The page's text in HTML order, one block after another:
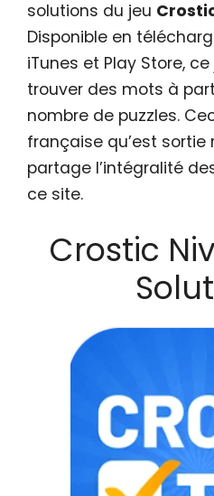
solutions du jeu
Disponible en
iTunes et Play Store,
trouver des mots à
nombre de puzzles.
française qu’est
partage l’intégralité
ce site.
Crostic